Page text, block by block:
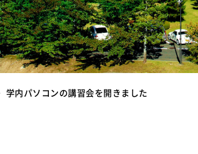
大
学
学内パソコンの講習会を開きました